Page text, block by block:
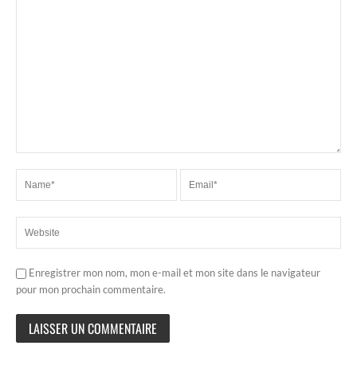
Enregistrer mon nom, mon e-mail et mon site dans le navigateur
pour mon prochain commentaire.